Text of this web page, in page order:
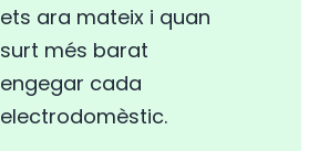
ets ara mateix i quan
surt més barat
engegar cada
electrodomèstic.